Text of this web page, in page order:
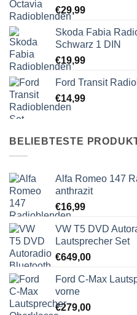
€29,99
Skoda Fabia
Schwarz 1 DIN
€19,99
Ford Transit
€14,99
BELIEBTESTE
Alfa Romeo 147
anthrazit
€16,99
VW T5 DVD
Lautsprecher Set
€649,00
Ford C-Max
vorne
€279,00